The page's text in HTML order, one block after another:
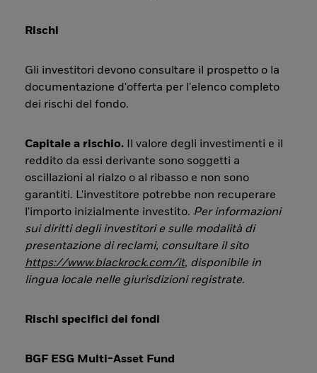
Rischi
Gli investitori devono consultare il prospetto o la
documentazione d'offerta per l'elenco completo
dei rischi del fondo.
Capitale a rischio. Il valore degli investimenti e il
reddito da essi derivante sono soggetti a
oscillazioni al rialzo o al ribasso e non sono
garantiti. L'investitore potrebbe non recuperare
l'importo inizialmente investito. Per informazioni
sui diritti degli investitori e sulle modalità di
presentazione di reclami, consultare il sito
https://www.blackrock.com/it, disponibile in
lingua locale nelle giurisdizioni registrate.
Rischi specifici dei fondi
BGF ESG Multi-Asset Fund